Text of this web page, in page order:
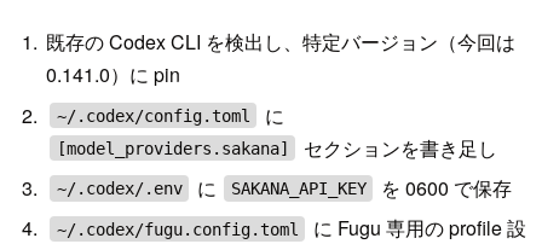
既存の Codex CLI を検出し、特定バージョン（今回は
0.141.0）に pin
~/.codex/config.toml に
[model_providers.sakana] セクションを書き足し
~/.codex/.env に SAKANA_API_KEY を 0600 で保存
~/.codex/fugu.config.toml
に Fugu 専用の profile 設